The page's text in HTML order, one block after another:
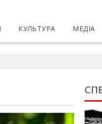
КУЛЬТУРА МЕДІА